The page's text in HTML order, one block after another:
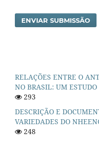
ENVIAR SUBMISSÃO
RELAÇÕES ENTRE O
NO BRASIL: UM ESTUDO
293
DESCRIÇÃO E
VARIEDADES DO
248